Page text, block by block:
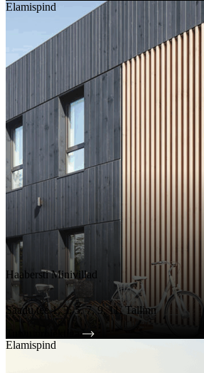
Elamispind
Haabersti Minivillad
Saadu tee 1, 3, 5, 7, 9, 11, Tallinn
Elamispind